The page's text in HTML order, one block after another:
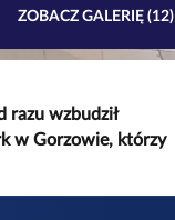
ZOBACZ GALERIĘ (12)
razu wzbudził
w Gorzowie, którzy